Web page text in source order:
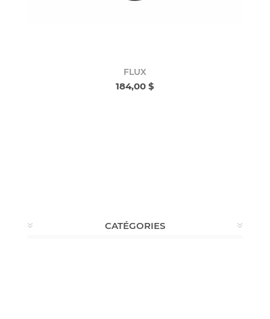
FLUX
184,00 $
CATÉGORIES